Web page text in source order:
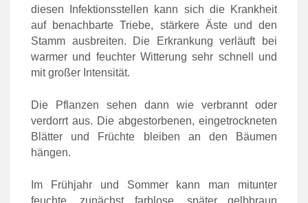
diesen Infektionsstellen kann sich die Krankheit
auf benachbarte Triebe, stärkere Äste und den
Stamm ausbreiten. Die Erkrankung verläuft bei
warmer und feuchter Witterung sehr schnell und
mit großer Intensität.
Die Pflanzen sehen dann wie verbrannt oder
verdorrt aus. Die abgestorbenen, eingetrockneten
Blätter und Früchte bleiben an den Bäumen
hängen.
Im Frühjahr und Sommer kann man mitunter
feuchte, zunächst farblose, später gelbbraun